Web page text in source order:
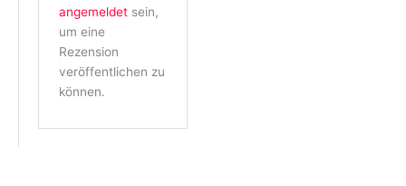
angemeldet sein,
um eine
Rezension
veröffentlichen zu
können.